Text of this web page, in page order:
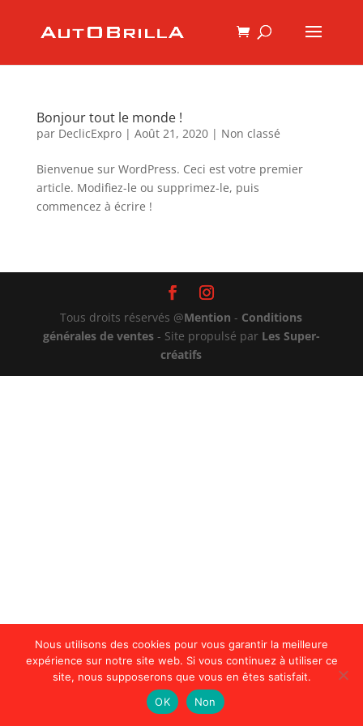
Bonjour tout le monde !
par DeclicExpro| Août 21, 2020| Non classé
Bienvenue sur WordPress. Ceci est votre premier
article. Modifiez-le ou supprimez-le, puis
commencez à écrire !
Tous droits réservés @Mention - Conditions
générales de ventes- Site propulsé par Les Super-
créatifs
Nous utilisons des cookies pour vous garantir la meilleure
expérience sur notre site web. Si vous continuez à utiliser ce
site, nous supposerons que vous en êtes satisfait.
OK
Non